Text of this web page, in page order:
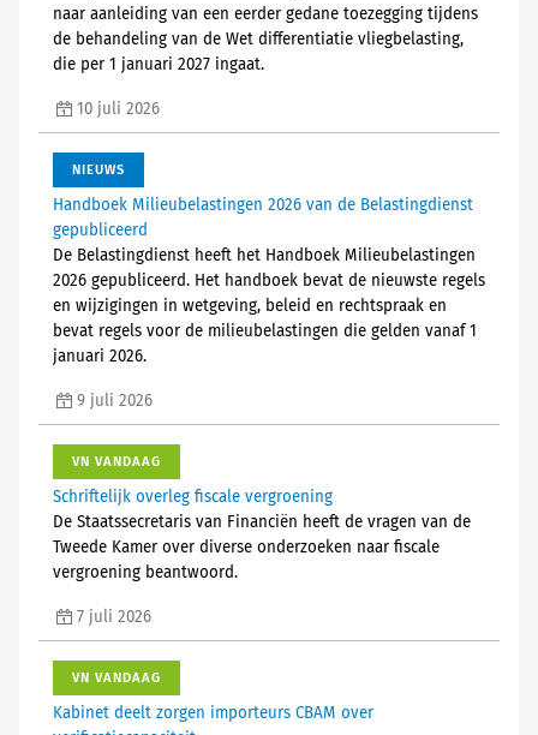
naar aanleiding van een eerder gedane toezegging tijdens
de behandeling van de Wet differentiatie vliegbelasting,
die per 1 januari 2027 ingaat.
10 juli 2026
NIEUWS
Handboek Milieubelastingen 2026 van de Belastingdienst
gepubliceerd
De Belastingdienst heeft het Handboek Milieubelastingen
2026 gepubliceerd. Het handboek bevat de nieuwste regels
en wijzigingen in wetgeving, beleid en rechtspraak en
bevat regels voor de milieubelastingen die gelden vanaf 1
januari 2026.
9 juli 2026
VN VANDAAG
Schriftelijk overleg fiscale vergroening
De Staatssecretaris van Financiën heeft de vragen van de
Tweede Kamer over diverse onderzoeken naar fiscale
vergroening beantwoord.
7 juli 2026
VN VANDAAG
Kabinet deelt zorgen importeurs CBAM over